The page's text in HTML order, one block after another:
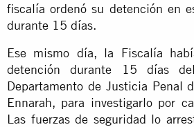
fiscalía ordenó su detención en
durante 15 días.
Ese mismo día, la Fiscalía
detención durante 15 días
Departamento de Justicia Penal
Ennarah, para investigarlo por
Las fuerzas de seguridad lo